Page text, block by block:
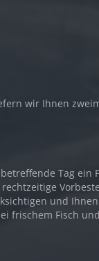
wir Ihnen
Tag ein
und
frischem Fisch